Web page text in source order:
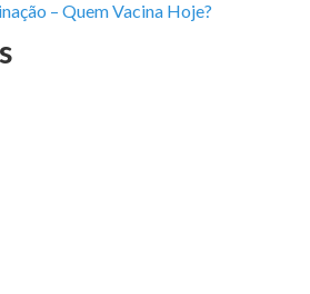
– Quem Vacina Hoje?